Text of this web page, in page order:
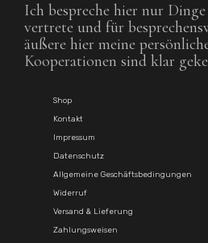
Ich bespreche hier nur
vertrete und für
äußere hier meine
Kooperationen sind klar
Shop
Kontakt
Impressum
Datenschutz
Allgemeine Geschäftsbedingungen
Widerruf
Versand & Lieferung
Zahlungsweisen